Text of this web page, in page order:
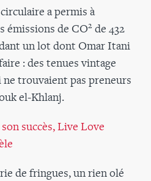
a permis à
émissions de CO2 de 432
un lot dont Omar Itani
: des tenues vintage
ne trouvaient pas preneurs
el-Khlanj.
succès, Live Love
de fringues, un rien olé